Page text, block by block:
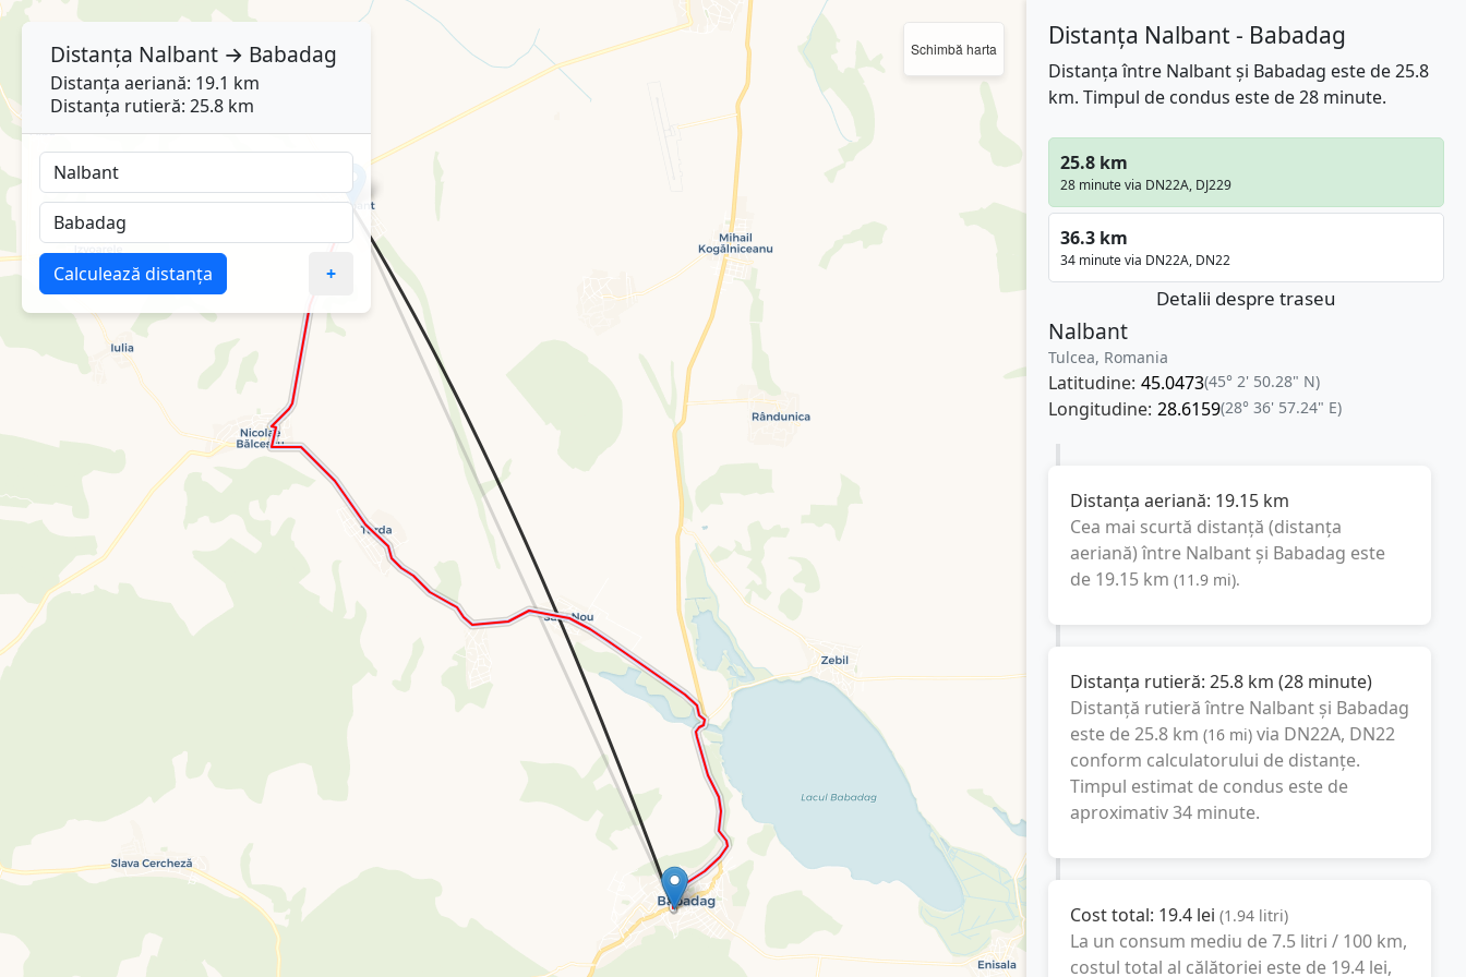
Schimbă harta Distanța Nalbant - Babadag
Distanța între Nalbant și Babadag este de 25.8
km. Timpul de condus este de 28 minute.
25.8 km
28 minute via DN22A, DJ229
36.3 km
34 minute via DN22A, DN22
Detalii despre traseu
Nalbant
Tulcea, Romania
Latitudine: 45.0473(45° 2' 50.28" N)
Longitudine: 28.6159(28° 36' 57.24" E)
Distanța aeriană: 19.15 km
Cea mai scurtă distanță (distanța
aeriană) între Nalbantși Babadag este
de 19.15 km (11.9 mi).
Distanța rutieră: 25.8 km (28 minute)
Distanță rutieră între Nalbantși Babadag
este de25.8 km (16 mi) via DN22A, DN22
conform calculatorului de distanțe.
Timpul estimat de condus este de
aproximativ34 minute.
Cost total: 19.4 lei (1.94 litri)
La un consum mediu de7.5 litri / 100 km,
costul total al călătoriei este de 19.4 lei,
Distanța Nalbant → Babadag
Distanța aeriană: 19.1 km
Distanța rutieră: 25.8 km
Calculează distanța +